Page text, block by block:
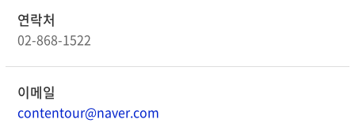
연락처
02-868-1522
이메일
contentour@naver.com